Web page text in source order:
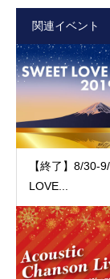
関連イベント
【終了】8/30-
LOVE...